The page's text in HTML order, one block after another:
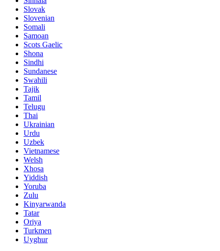
Slovak
Slovenian
Somali
Samoan
Scots Gaelic
Shona
Sindhi
Sundanese
Swahili
Tajik
Tamil
Telugu
Thai
Ukrainian
Urdu
Uzbek
Vietnamese
Welsh
Xhosa
Yiddish
Yoruba
Zulu
Kinyarwanda
Tatar
Oriya
Turkmen
Uyghur